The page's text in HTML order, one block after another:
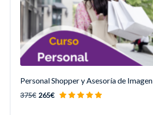
Personal Shopper y Asesoría de Imagen
375€ 265€